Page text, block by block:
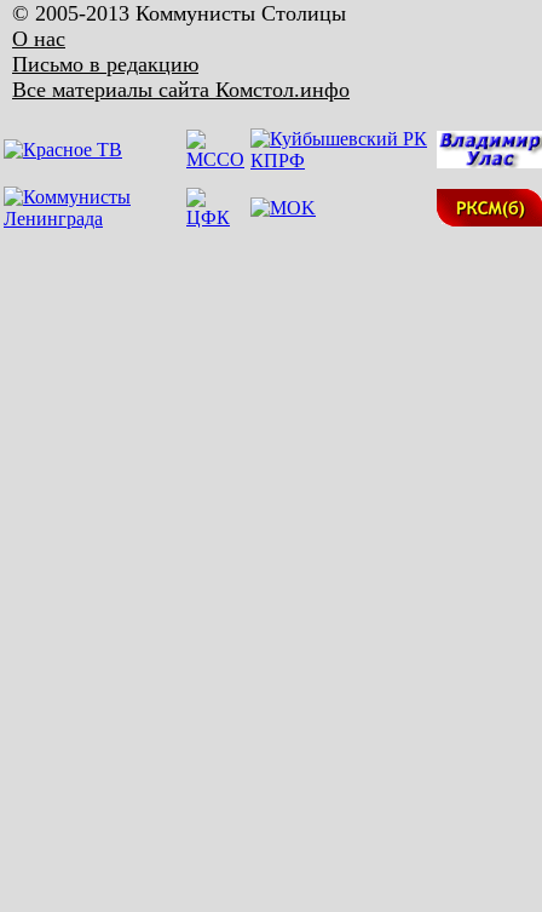
© 2005-2013 Коммунисты Столицы
О нас
Письмо в редакцию
Все материалы сайта Комстол.инфо